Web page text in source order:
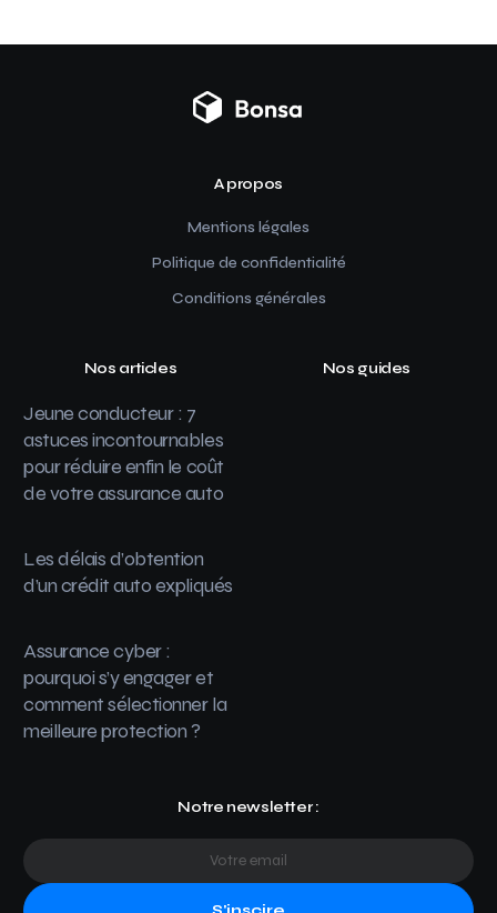
A propos
Mentions légales
Politique de confidentialité
Conditions générales
Nos articles
Jeune conducteur : 7
astuces incontournables
pour réduire enfin le coût
de votre assurance auto
Les délais d’obtention
d’un crédit auto expliqués
Assurance cyber :
pourquoi s’y engager et
comment sélectionner la
meilleure protection ?
Nos guides
Notre newsletter :